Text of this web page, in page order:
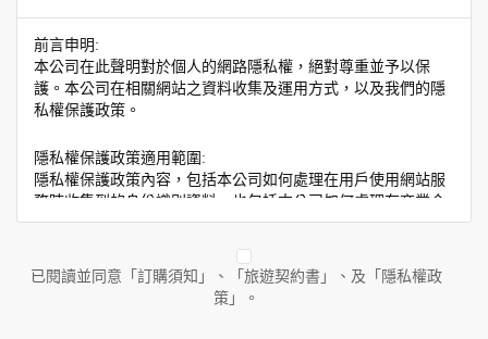
前言申明:
本公司在此聲明對於個人的網路隱私權，絕對尊重並予以保
護。本公司在相關網站之資料收集及運用方式，以及我們的隱
私權保護政策。
隱私權保護政策適用範圍:
隱私權保護政策內容，包括本公司如何處理在用戶使用網站服
務時收集到的身份識別資料，也包括本公司如何處理在商業合
作與本公司合作時分享的任何身份識別資料。隱私權保護政策
人員。例如您透過本公司旗下網站上的廣告廠商連結，這些置
放連結的廠商也可能蒐集您個人的資料。對於您主動提供的個
人資訊，這些廣告廠商或連結網站有其個別的隱私權保護政
已閱讀並同意「訂購須知」、「旅遊契約書」、及「隱私權政
策」。